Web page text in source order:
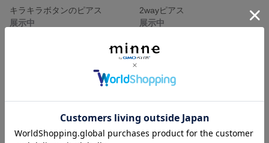
キラキラボタンのピアス
展示中
2wayピアス
展示中